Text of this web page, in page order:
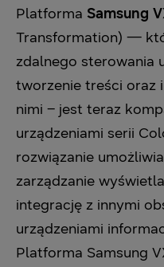
Platforma Samsung
Transformation) —
zdalnego sterowania
tworzenie treści oraz
nimi – jest teraz
urządzeniami serii
rozwiązanie
zarządzanie
integrację z innymi
urządzeniami
Platforma Samsung